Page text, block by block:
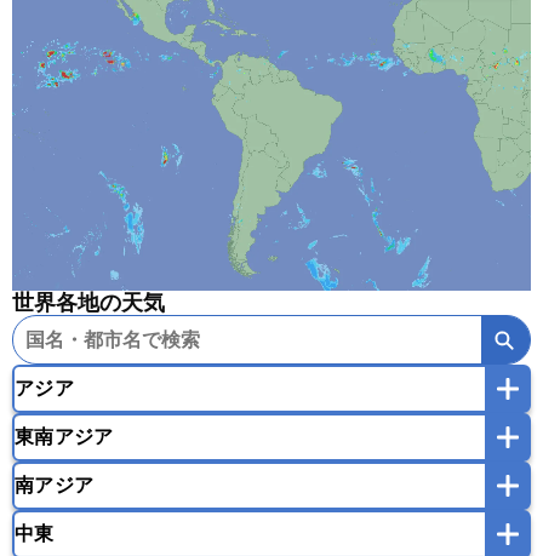
世界各地の天気
アジア
韓国
モンゴル
東南アジア
インドネシア
南アジア
中東